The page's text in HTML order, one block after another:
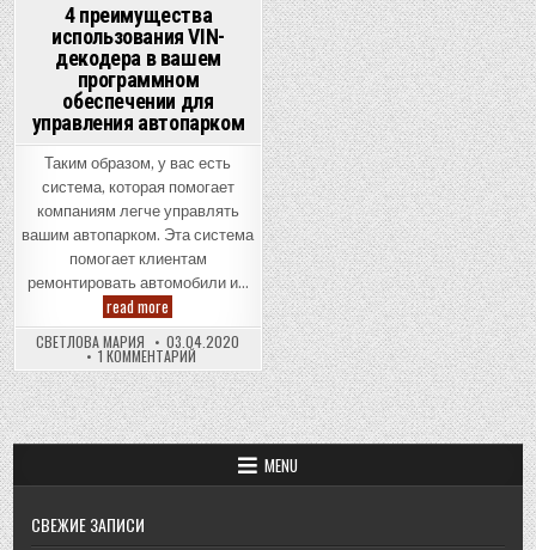
4 преимущества
использования VIN-
декодера в вашем
программном
обеспечении для
управления автопарком
Таким образом, у вас есть
система, которая помогает
компаниям легче управлять
вашим автопарком. Эта система
помогает клиентам
ремонтировать автомобили и…
read more
преимущества
использования
VIN-
декодера
в
вашем
программном
обеспечении
для
управления
автопарком
СВЕТЛОВА МАРИЯ 03.04.2020
1 КОММЕНТАРИЙК
ЗАПИСИ
4
ПРЕИМУЩЕСТВА
ИСПОЛЬЗОВАНИЯ
VIN-
ДЕКОДЕРА
ПРОГРАММНОМ
MENU
СВЕЖИЕ ЗАПИСИ